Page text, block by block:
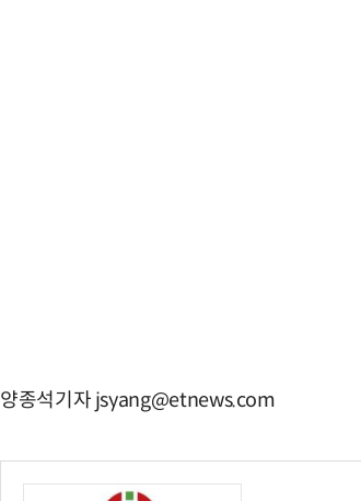
양종석기자 jsyang@etnews.com